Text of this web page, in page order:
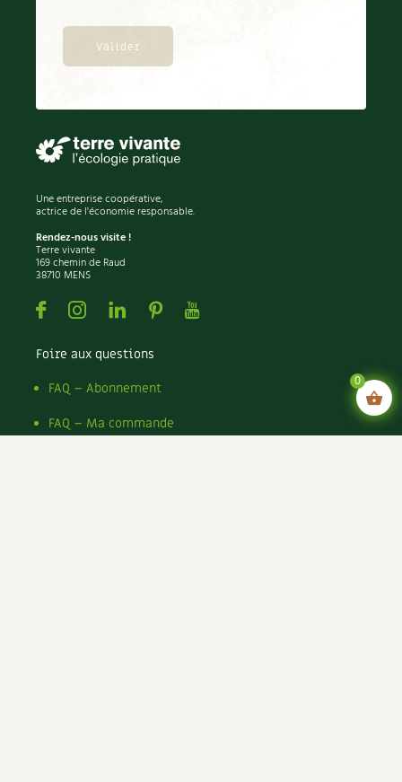
Une entreprise coopérative,
actrice de l'économie responsable.
Rendez-nous visite !
Terre vivante
169 chemin de Raud
38710 MENS
FacebookInstagramLinkedin
PinterestYoutube
Foire aux questions
FAQ – Abonnement
FAQ – Ma commande
0